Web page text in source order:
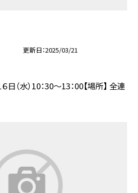
更新日 2025/03/21
日（水）10：30〜13：00【場所】 全連